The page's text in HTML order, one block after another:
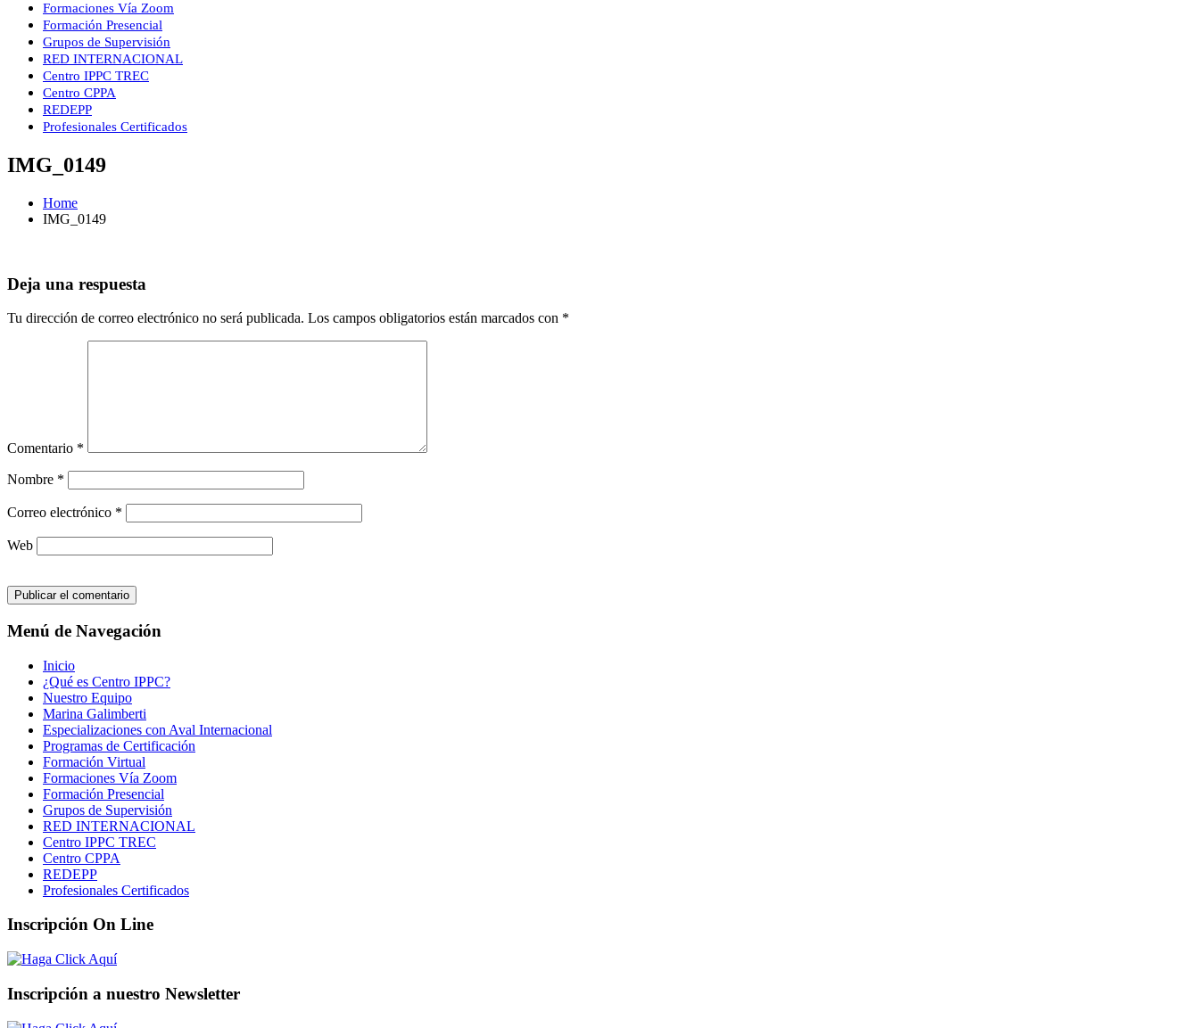
Formaciones Vía Zoom
Formación Presencial
Grupos de Supervisión
RED INTERNACIONAL
Centro IPPC TREC
Centro CPPA
REDEPP
Profesionales Certificados
IMG_0149
Home
IMG_0149
Deja una respuesta
Tu dirección de correo electrónico no será publicada. Los campos obligatorios están marcados con *
Comentario *
Nombre *
Correo electrónico *
Web
Menú de Navegación
Inicio
¿Qué es Centro IPPC?
Nuestro Equipo
Marina Galimberti
Especializaciones con Aval Internacional
Programas de Certificación
Formación Virtual
Formaciones Vía Zoom
Formación Presencial
Grupos de Supervisión
RED INTERNACIONAL
Centro IPPC TREC
Centro CPPA
REDEPP
Profesionales Certificados
Inscripción On Line
Inscripción a nuestro Newsletter